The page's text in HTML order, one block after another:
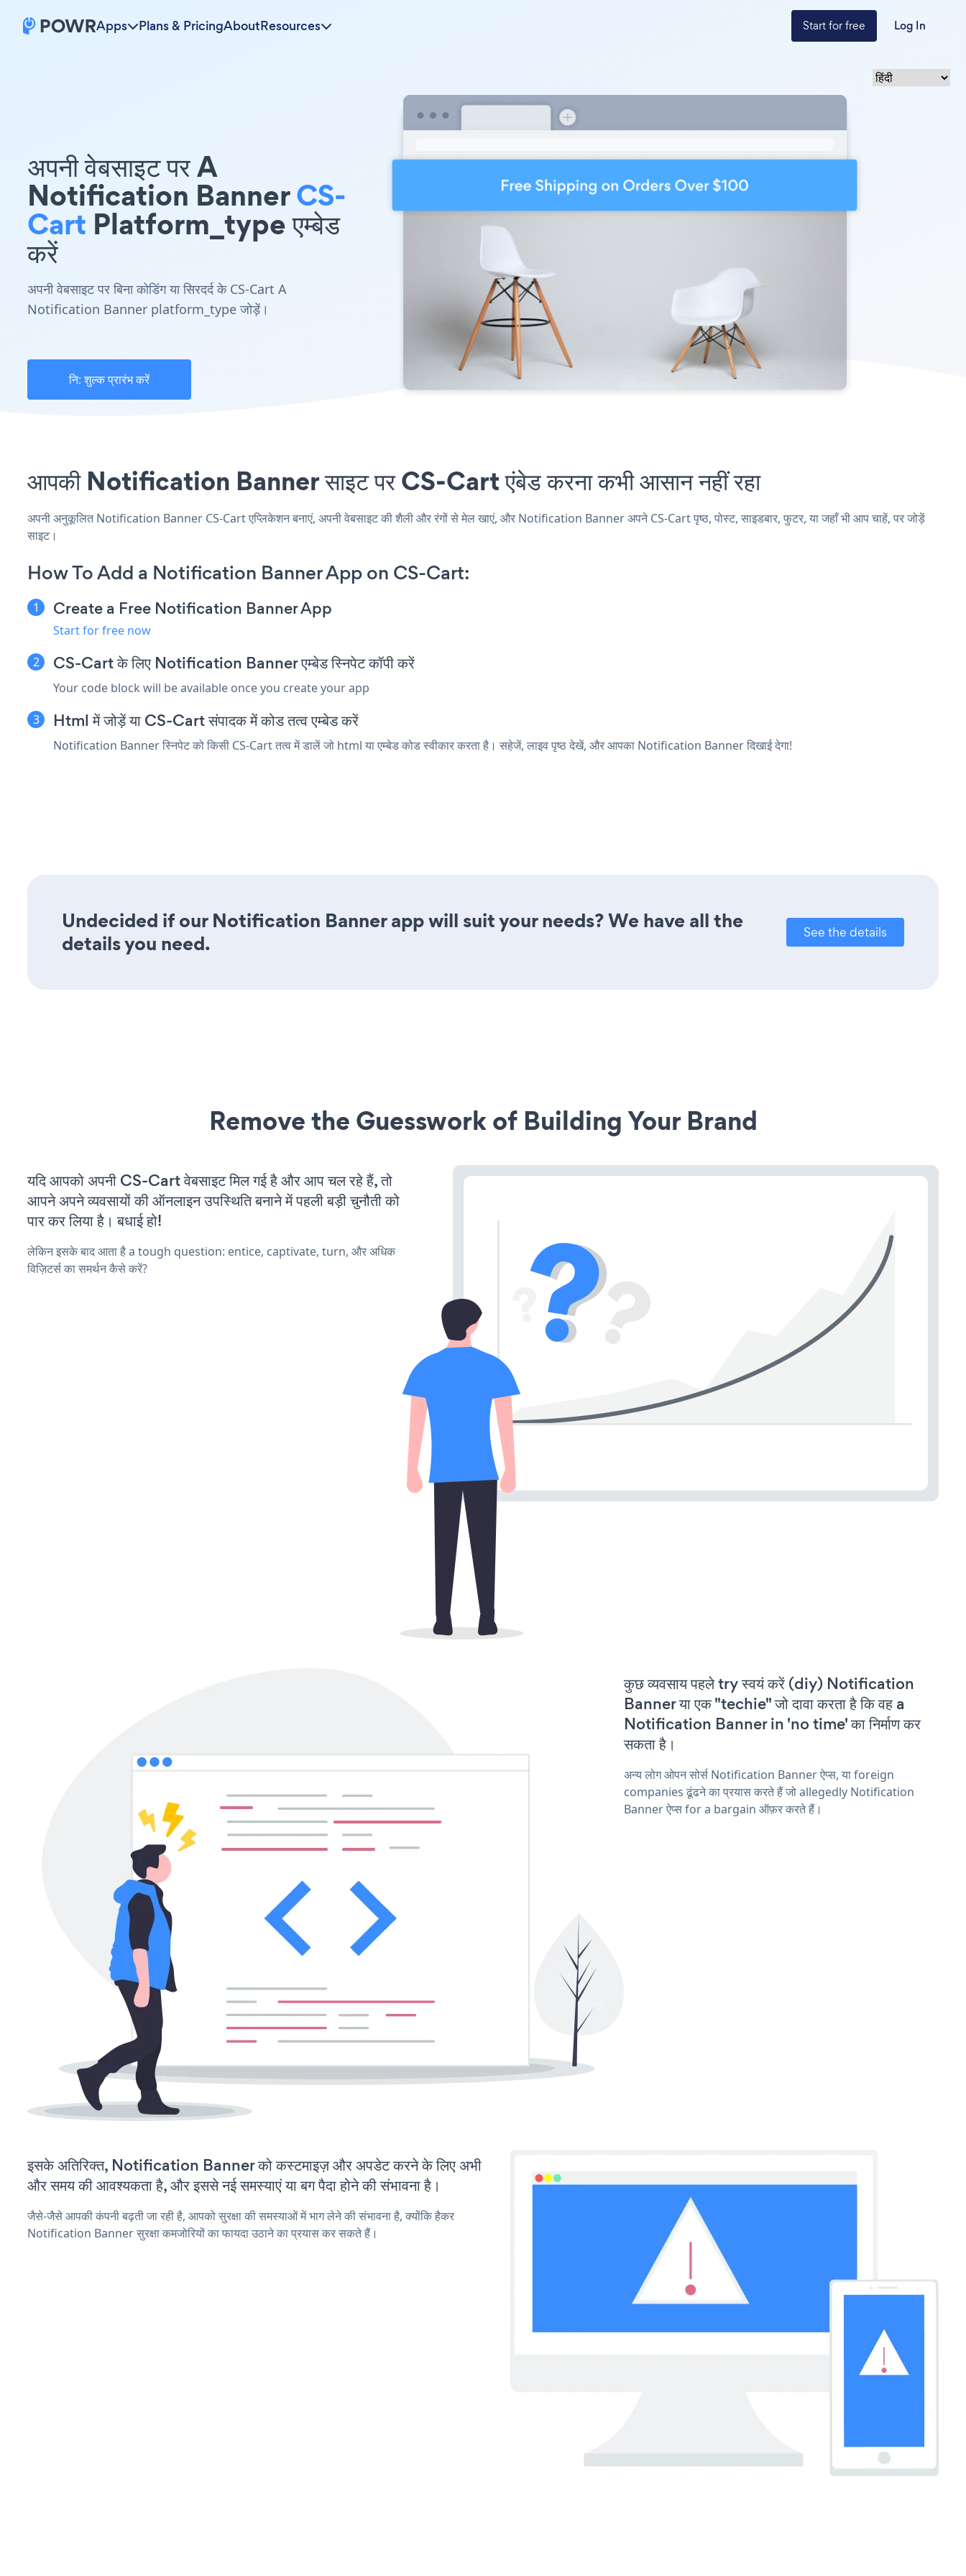
Apps Plans & PricingAboutResources Start for free Log In
अपनी वेबसाइट पर A
Notification BannerCS-
Cart Platform_type एम्बेड
करें
अपनी वेबसाइट पर बिना कोडिंग या सिरदर्द के CS-Cart A
Notification Banner platform_type जोड़ें।
नि: शुल्क प्रारंभ करें
आपकी Notification Banner साइट पर CS-Cart एंबेड करना कभी आसान नहीं रहा
अपनी अनुकूलित Notification Banner CS-Cart एप्लिकेशन बनाएं, अपनी वेबसाइट की शैली और रंगों से मेल खाएं, और Notification Banner अपने CS-Cart पृष्ठ, पोस्ट, साइडबार, फुटर, या जहाँ भी आप चाहें, पर जोड़ें
साइट।
How To Add a Notification Banner App on CS-Cart:
Create a Free Notification Banner App
Start for free now
CS-Cart के लिए Notification Banner एम्बेड स्निपेट कॉपी करें
Your code block will be available once you create your app
Html में जोड़ें या CS-Cart संपादक में कोड तत्व एम्बेड करें
Notification Banner स्निपेट को किसी CS-Cart तत्व में डालें जो html या एम्बेड कोड स्वीकार करता है। सहेजें, लाइव पृष्ठ देखें, और आपका Notification Banner दिखाई देगा!
Undecided if our Notification Banner app will suit your needs? We have all the
details you need.
See the details
Remove the Guesswork of Building Your Brand
यदि आपको अपनी CS-Cart वेबसाइट मिल गई है और आप चल रहे हैं, तो
आपने अपने व्यवसायों की ऑनलाइन उपस्थिति बनाने में पहली बड़ी चुनौती को
पार कर लिया है। बधाई हो!
लेकिन इसके बाद आता है a tough question: entice, captivate, turn, और अधिक
विज़िटर्स का समर्थन कैसे करें?
कुछ व्यवसाय पहले try स्वयं करें (diy) Notification
Banner या एक "techie" जो दावा करता है कि वह a
Notification Banner in 'no time' का निर्माण कर
सकता है।
अन्य लोग ओपन सोर्स Notification Banner ऐप्स, या foreign
companies ढूंढने का प्रयास करते हैं जो allegedly Notification
Banner ऐप्स for a bargain ऑफ़र करते हैं।
इसके अतिरिक्त, Notification Banner को कस्टमाइज़ और अपडेट करने के लिए अभी
और समय की आवश्यकता है, और इससे नई समस्याएं या बग पैदा होने की संभावना है।
जैसे-जैसे आपकी कंपनी बढ़ती जा रही है, आपको सुरक्षा की समस्याओं में भाग लेने की संभावना है, क्योंकि हैकर
Notification Banner सुरक्षा कमजोरियों का फायदा उठाने का प्रयास कर सकते हैं।